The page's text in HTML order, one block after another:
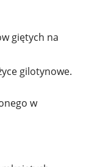
giętych na
gilotynowe.
w